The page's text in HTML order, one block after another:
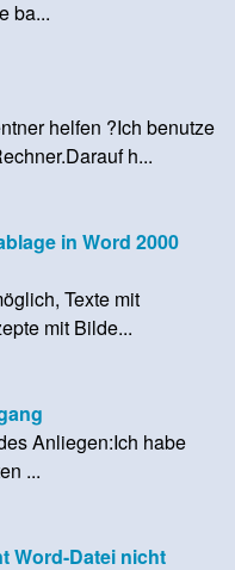
ba...
helfen ?Ich benutze
h...
in Word 2000
Texte mit
mit Bilde...
Anliegen:Ich habe
...
Word-Datei nicht